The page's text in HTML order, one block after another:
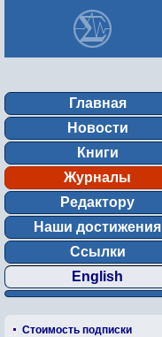
Главная
Новости
Книги
Журналы
Редактору
Наши достижения
Ссылки
English
Стоимость подписки